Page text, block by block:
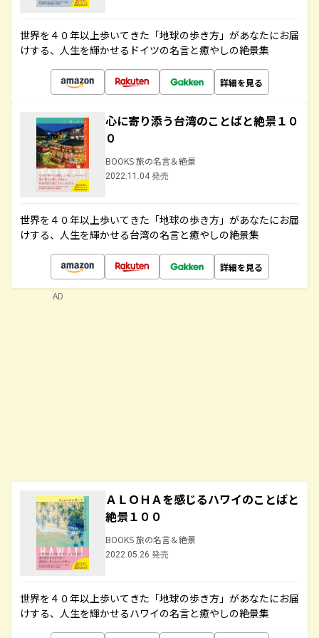
世界を４０年以上歩いてきた「地球の歩き方」があなたにお届
けする、人生を輝かせるドイツの名言と癒やしの絶景集
詳細を見る
心に寄り添う台湾のことばと絶景１０
０
BOOKS 旅の名言＆絶景
2022.11.04 発売
世界を４０年以上歩いてきた「地球の歩き方」があなたにお届
けする、人生を輝かせる台湾の名言と癒やしの絶景集
詳細を見る
ＡＬＯＨＡを感じるハワイのことばと
絶景１００
BOOKS 旅の名言＆絶景
2022.05.26 発売
世界を４０年以上歩いてきた「地球の歩き方」があなたにお届
けする、人生を輝かせるハワイの名言と癒やしの絶景集
AD